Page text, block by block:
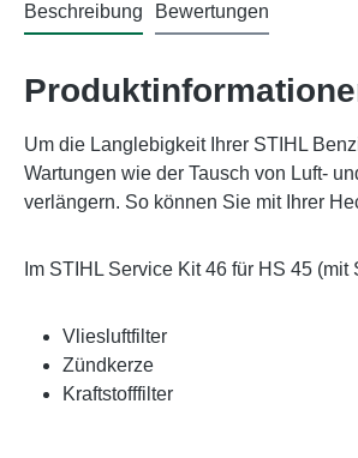
Beschreibung Bewertungen
Um die Langlebigkeit Ihrer STIHL
Wartungen wie der Tausch von Luft-
verlängern. So können Sie mit Ihrer
Im STIHL Service Kit 46 für HS 45
Vliesluftfilter
Zündkerze
Kraftstofffilter